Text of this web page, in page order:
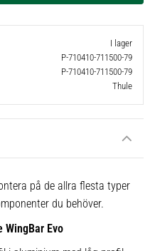
I lager
P-710410-711500-79
P-710410-711500-79
Thule
på de allra flesta typer
du behöver.
Evo